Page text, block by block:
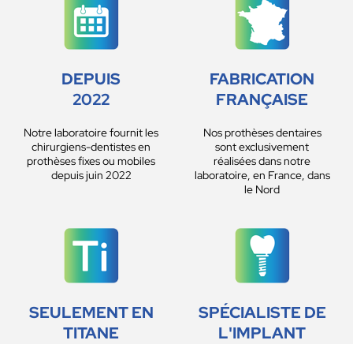
DEPUIS
2022
Notre laboratoire fournit les
chirurgiens-dentistes en
prothèses fixes ou mobiles
depuis juin 2022
FABRICATION
FRANÇAISE
Nos prothèses dentaires
sont exclusivement
réalisées dans notre
laboratoire, en France, dans
le Nord
SEULEMENT EN
TITANE
SPÉCIALISTE DE
L'IMPLANT